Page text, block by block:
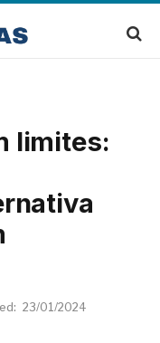
limites:
23/01/2024